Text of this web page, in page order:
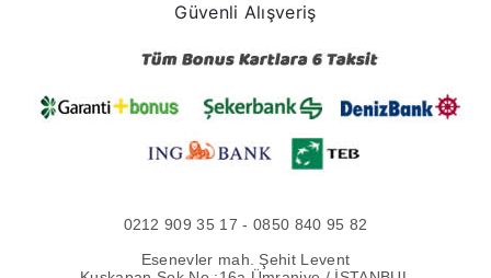
Güvenli Alışveriş
0212 909 35 17 - 0850 840 95 82
Esenevler mah. Şehit Levent